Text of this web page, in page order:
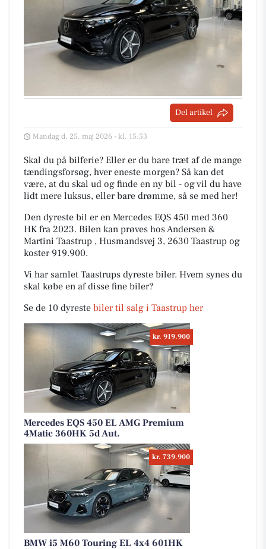
Del artikel
Mandag d. 25. maj 2026 - kl. 15:53
Skal du på bilferie? Eller er du bare træt af de mange
tændingsforsøg, hver eneste morgen? Så kan det
være, at du skal ud og finde en ny bil - og vil du have
lidt mere luksus, eller bare drømme, så se med her!
Den dyreste bil er en Mercedes EQS 450 med 360
HK fra 2023. Bilen kan prøves hos Andersen &
Martini Taastrup , Husmandsvej 3, 2630 Taastrup og
koster 919.900.
Vi har samlet Taastrups dyreste biler. Hvem synes du
skal købe en af disse fine biler?
Se de 10 dyreste biler til salg i Taastrup her
kr. 919.900
Mercedes EQS 450 EL AMG Premium
4Matic 360HK 5d Aut.
kr. 739.900
BMW i5 M60 Touring EL 4x4 601HK